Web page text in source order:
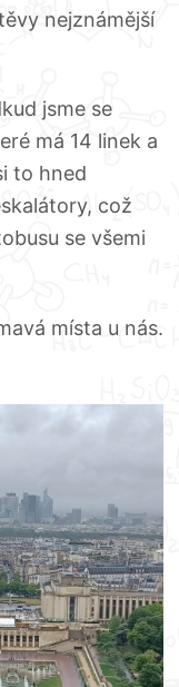
nejznámější
jsme se
má 14 linek a
to hned
což
se všemi
místa u nás.